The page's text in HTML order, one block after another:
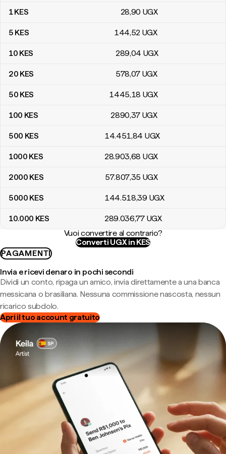
Tabella di conversione da scellini kenioti a scellini ugandesi
1KES 28,90 UGX
5 KES 144,52 UGX
10 KES 289,04 UGX
20 KES 578,07 UGX
50 KES 1445,18 UGX
100 KES 2890,37 UGX
500 KES 14.451,84 UGX
1000 KES 28.903,68 UGX
2000 KES 57.807,35 UGX
5000 KES 144.518,39 UGX
10.000 KES 289.036,77 UGX
Vuoi convertire al contrario?
Converti UGX in KES
PAGAMENTI
Invia e ricevi denaro in pochi secondi
Dividi un conto, ripaga un amico, invia direttamente a una banca
messicana o brasiliana. Nessuna commissione nascosta, nessun
ricarico subdolo.
Apri il tuo account gratuito